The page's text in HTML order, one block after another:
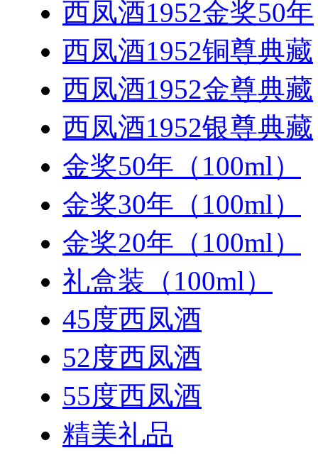
西凤酒1952金奖50年
西凤酒1952铜尊典藏
西凤酒1952金尊典藏
西凤酒1952银尊典藏
金奖50年（100ml）
金奖30年（100ml）
金奖20年（100ml）
礼盒装（100ml）
45度西凤酒
52度西凤酒
55度西凤酒
精美礼品